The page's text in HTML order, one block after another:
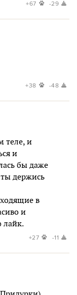
+67 -29
+38 -48
теле, и
и
бы даже
держись
в
и
лайк.
+27 -11